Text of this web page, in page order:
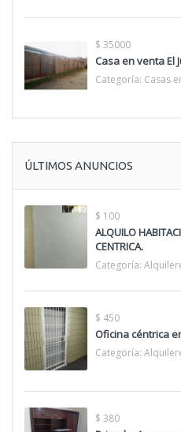
$ 35000
Casa en venta El
Categoría: Casas
ÚLTIMOS ANUNCIOS
$ 100
ALQUILO
CENTRICA.
Categoría:
$ 450
Oficina céntrica
Categoría:
$ 380